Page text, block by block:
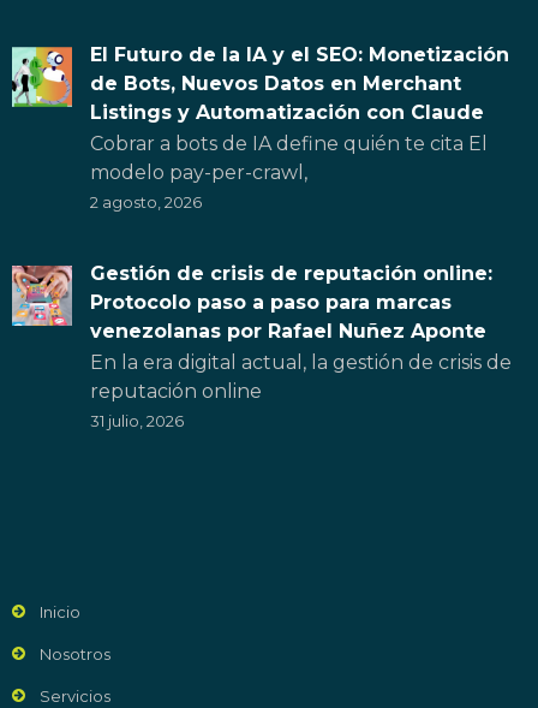
El Futuro de la IA y el SEO: Monetización
de Bots, Nuevos Datos en Merchant
Listings y Automatización con Claude
Cobrar a bots de IA define quién te cita El
modelo pay-per-crawl,
2 agosto, 2026
Gestión de crisis de reputación online:
Protocolo paso a paso para marcas
venezolanas por Rafael Nuñez Aponte
En la era digital actual, la gestión de crisis de
reputación online
31 julio, 2026
Inicio
Nosotros
Servicios